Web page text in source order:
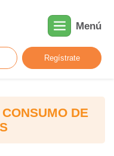
Menú
Regístrate
DE